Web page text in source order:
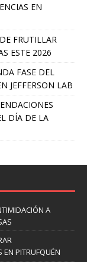
EN
FRUTILLAR
ESTE 2026
FASE DEL
JEFFERSON LAB
DÍA DE LA
A
EN PITRUFQUÉN